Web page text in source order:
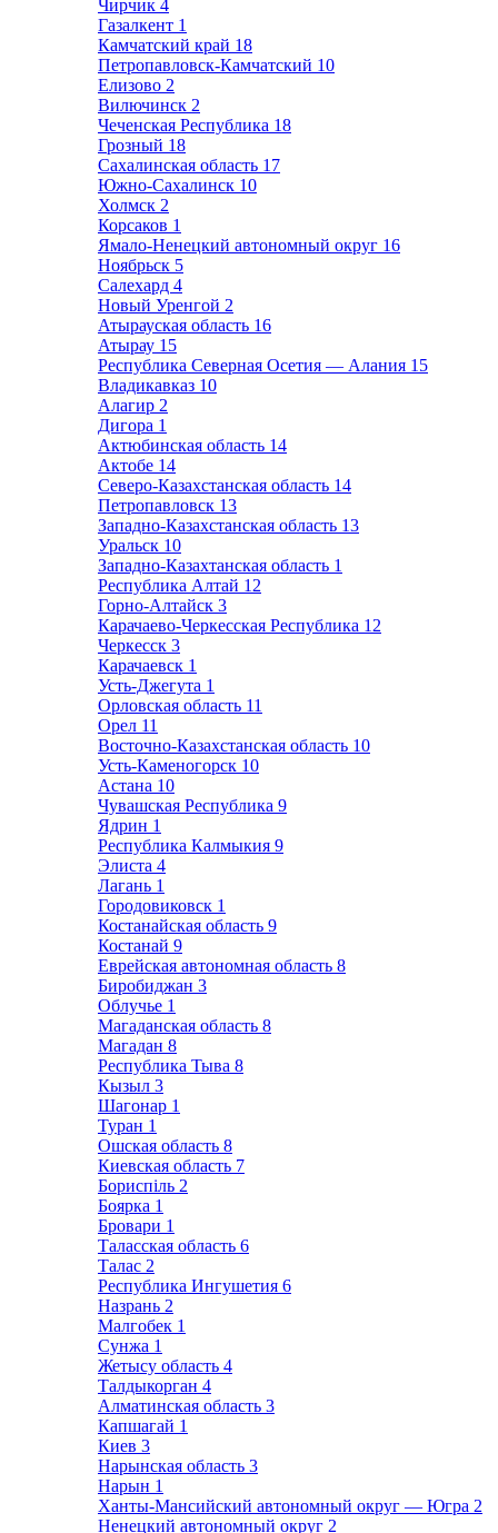
Чирчик 4
Газалкент 1
Камчатский край 18
Петропавловск-Камчатский 10
Елизово 2
Вилючинск 2
Чеченская Республика 18
Грозный 18
Сахалинская область 17
Южно-Сахалинск 10
Холмск 2
Корсаков 1
Ямало-Ненецкий автономный округ 16
Ноябрьск 5
Салехард 4
Новый Уренгой 2
Атырауская область 16
Атырау 15
Республика Северная Осетия — Алания 15
Владикавказ 10
Алагир 2
Дигора 1
Актюбинская область 14
Актобе 14
Северо-Казахстанская область 14
Петропавловск 13
Западно-Казахстанская область 13
Уральск 10
Западно-Казахтанская область 1
Республика Алтай 12
Горно-Алтайск 3
Карачаево-Черкесская Республика 12
Черкесск 3
Карачаевск 1
Усть-Джегута 1
Орловская область 11
Орел 11
Восточно-Казахстанская область 10
Усть-Каменогорск 10
Астана 10
Чувашская Республика 9
Ядрин 1
Республика Калмыкия 9
Элиста 4
Лагань 1
Городовиковск 1
Костанайская область 9
Костанай 9
Еврейская автономная область 8
Биробиджан 3
Облучье 1
Магаданская область 8
Магадан 8
Республика Тыва 8
Кызыл 3
Шагонар 1
Туран 1
Ошская область 8
Киевская область 7
Бориспіль 2
Боярка 1
Бровари 1
Таласская область 6
Талас 2
Республика Ингушетия 6
Назрань 2
Малгобек 1
Сунжа 1
Жетысу область 4
Талдыкорган 4
Алматинская область 3
Капшагай 1
Киев 3
Нарынская область 3
Нарын 1
Ханты-Мансийский автономный округ — Югра 2
Ненецкий автономный округ 2